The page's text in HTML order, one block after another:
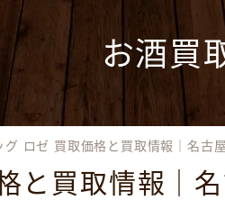
お酒買
グ ロゼ 買取価格と買取情報｜名古
と買取情報｜